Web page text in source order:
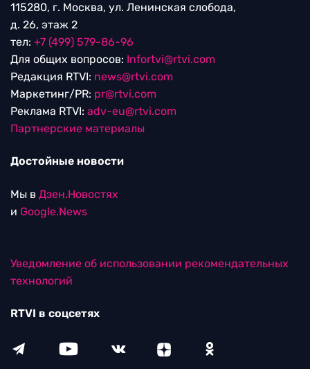
115280, г. Москва, ул. Ленинская слобода,
д. 26, этаж 2
тел: +7 (499) 579-86-96
Для общих вопросов: Infortvi@rtvi.com
Редакция RTVI: news@rtvi.com
Маркетинг/PR: pr@rtvi.com
Реклама RTVI: adv-eu@rtvi.com
Партнерские материалы
Достойные новости
Мы в Дзен.Новостях
и Google.News
Уведомление об использовании рекомендательных
технологий
RTVI в соцсетях